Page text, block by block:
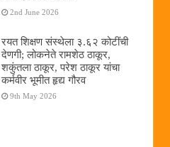
2nd June 2026
रयत शिक्षण संस्थेला ३.६२ कोटींची
देणगी; लोकनेते रामशेठ ठाकूर,
शकुंतला ठाकूर, परेश ठाकूर यांचा
कर्मवीर भूमीत हृद्य गौरव
9th May 2026